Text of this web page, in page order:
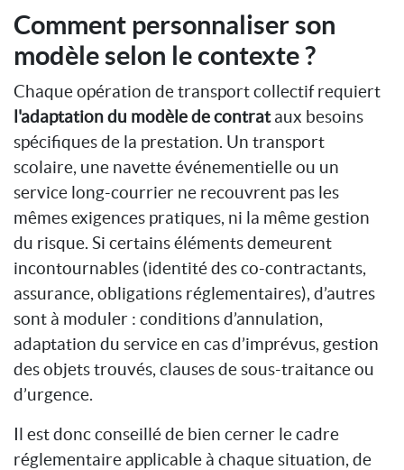
Comment personnaliser son
modèle selon le contexte ?
Chaque opération de transport collectif requiert
l'adaptation du modèle de contrataux besoins
spécifiques de la prestation. Un transport
scolaire, une navette événementielle ou un
service long-courrier ne recouvrent pas les
mêmes exigences pratiques, ni la même gestion
du risque. Si certains éléments demeurent
incontournables (identité des co-contractants,
assurance, obligations réglementaires), d’autres
sont à moduler : conditions d’annulation,
adaptation du service en cas d’imprévus, gestion
des objets trouvés, clauses de sous-traitance ou
d’urgence.
Il est donc conseillé de bien cerner le cadre
réglementaire applicable à chaque situation, de